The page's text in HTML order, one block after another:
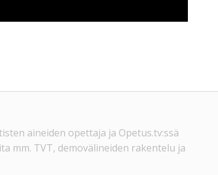
aineiden opettaja ja Opetus.tv:ssä
mm. TVT, demovälineiden rakentelu ja